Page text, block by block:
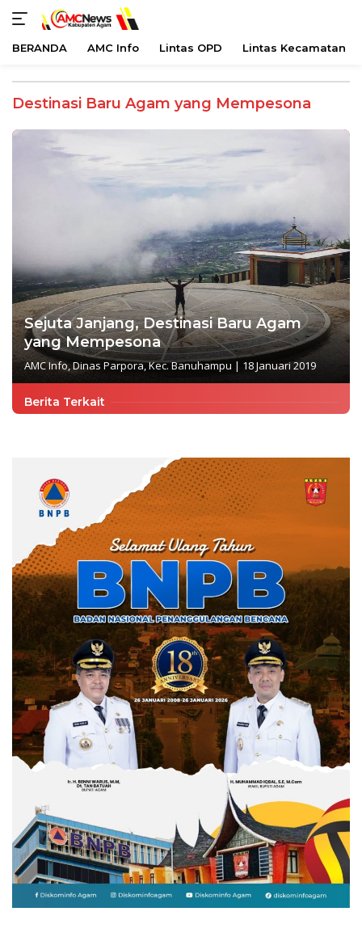
konten
BERANDA AMC Info Lintas OPD Lintas Kecamatan
Destinasi Baru Agam yang Mempesona
Sejuta Janjang, Destinasi Baru Agam
yang Mempesona
AMC Info,Dinas Parpora,Kec. Banuhampu | 18 Januari 2019
Berita Terkait